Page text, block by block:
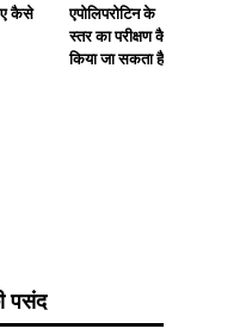
कैसे
एपोलिपरोटिन के
स्तर का परीक्षण कैसे
किया जा सकता है?
पसंद